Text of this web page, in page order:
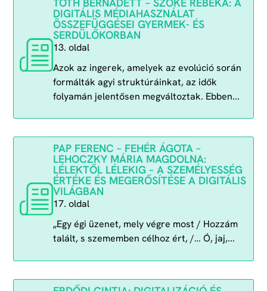
DIGITÁLIS MÉDIAHASZNÁLAT
ÖSSZEFÜGGÉSEI GYERMEK- ÉS
SERDÜLŐKORBAN
13. oldal
Azok az ingerek, amelyek az evolúció során
formálták agyi struktúráinkat, az idők
folyamán jelentősen megváltoztak. Ebben...
PAP FERENC – FEHÉR ÁGOTA –
LEHOCZKY MÁRIA MAGDOLNA:
LÉLEKTŐL LÉLEKIG – A SZEMÉLYESSÉG
ÉRTÉKE ÉS MEGERŐSÍTÉSE A DIGITÁLIS
VILÁGBAN
17. oldal
„Egy égi üzenet, mely végre most / Hozzám
talált, s szememben célhoz ért, /… Ó, jaj,...